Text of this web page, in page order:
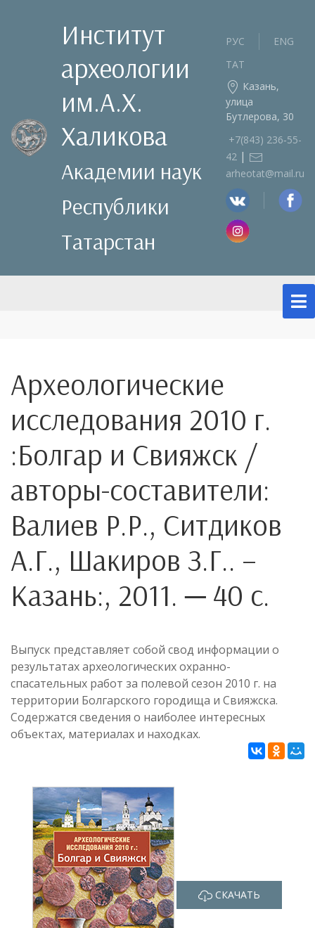
Институт
археологии
им.А.Х.
Халикова
Академии наук
Республики
Татарстан
РУС
ENG
ТАТ
Казань,
улица
Бутлерова, 30
+7(843) 236‑55-
42 |
arheotat@mail.ru
Археологические
исследования 2010 г.
:Болгар и Свияжск /
авторы-составители:
Валиев Р.Р., Ситдиков
А.Г., Шакиров З.Г.. –
Казань:, 2011. ─ 40 с.
Выпуск представляет собой свод информации о
результатах археологических охранно-
спасательных работ за полевой сезон 2010 г. на
территории Болгарского городища и Свияжска.
Содержатся сведения о наиболее интересных
объектах, материалах и находках.
СКАЧАТЬ